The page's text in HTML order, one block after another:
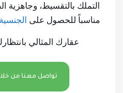
التملك بالتقسيط، وجاهزية
مناسباً للحصول على
عقارك المثالي
تواصل معنا من